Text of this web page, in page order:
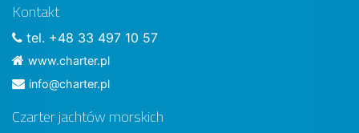
Kontakt
tel. +48 33 497 10 57
www.charter.pl
info@charter.pl
Czarter jachtów morskich